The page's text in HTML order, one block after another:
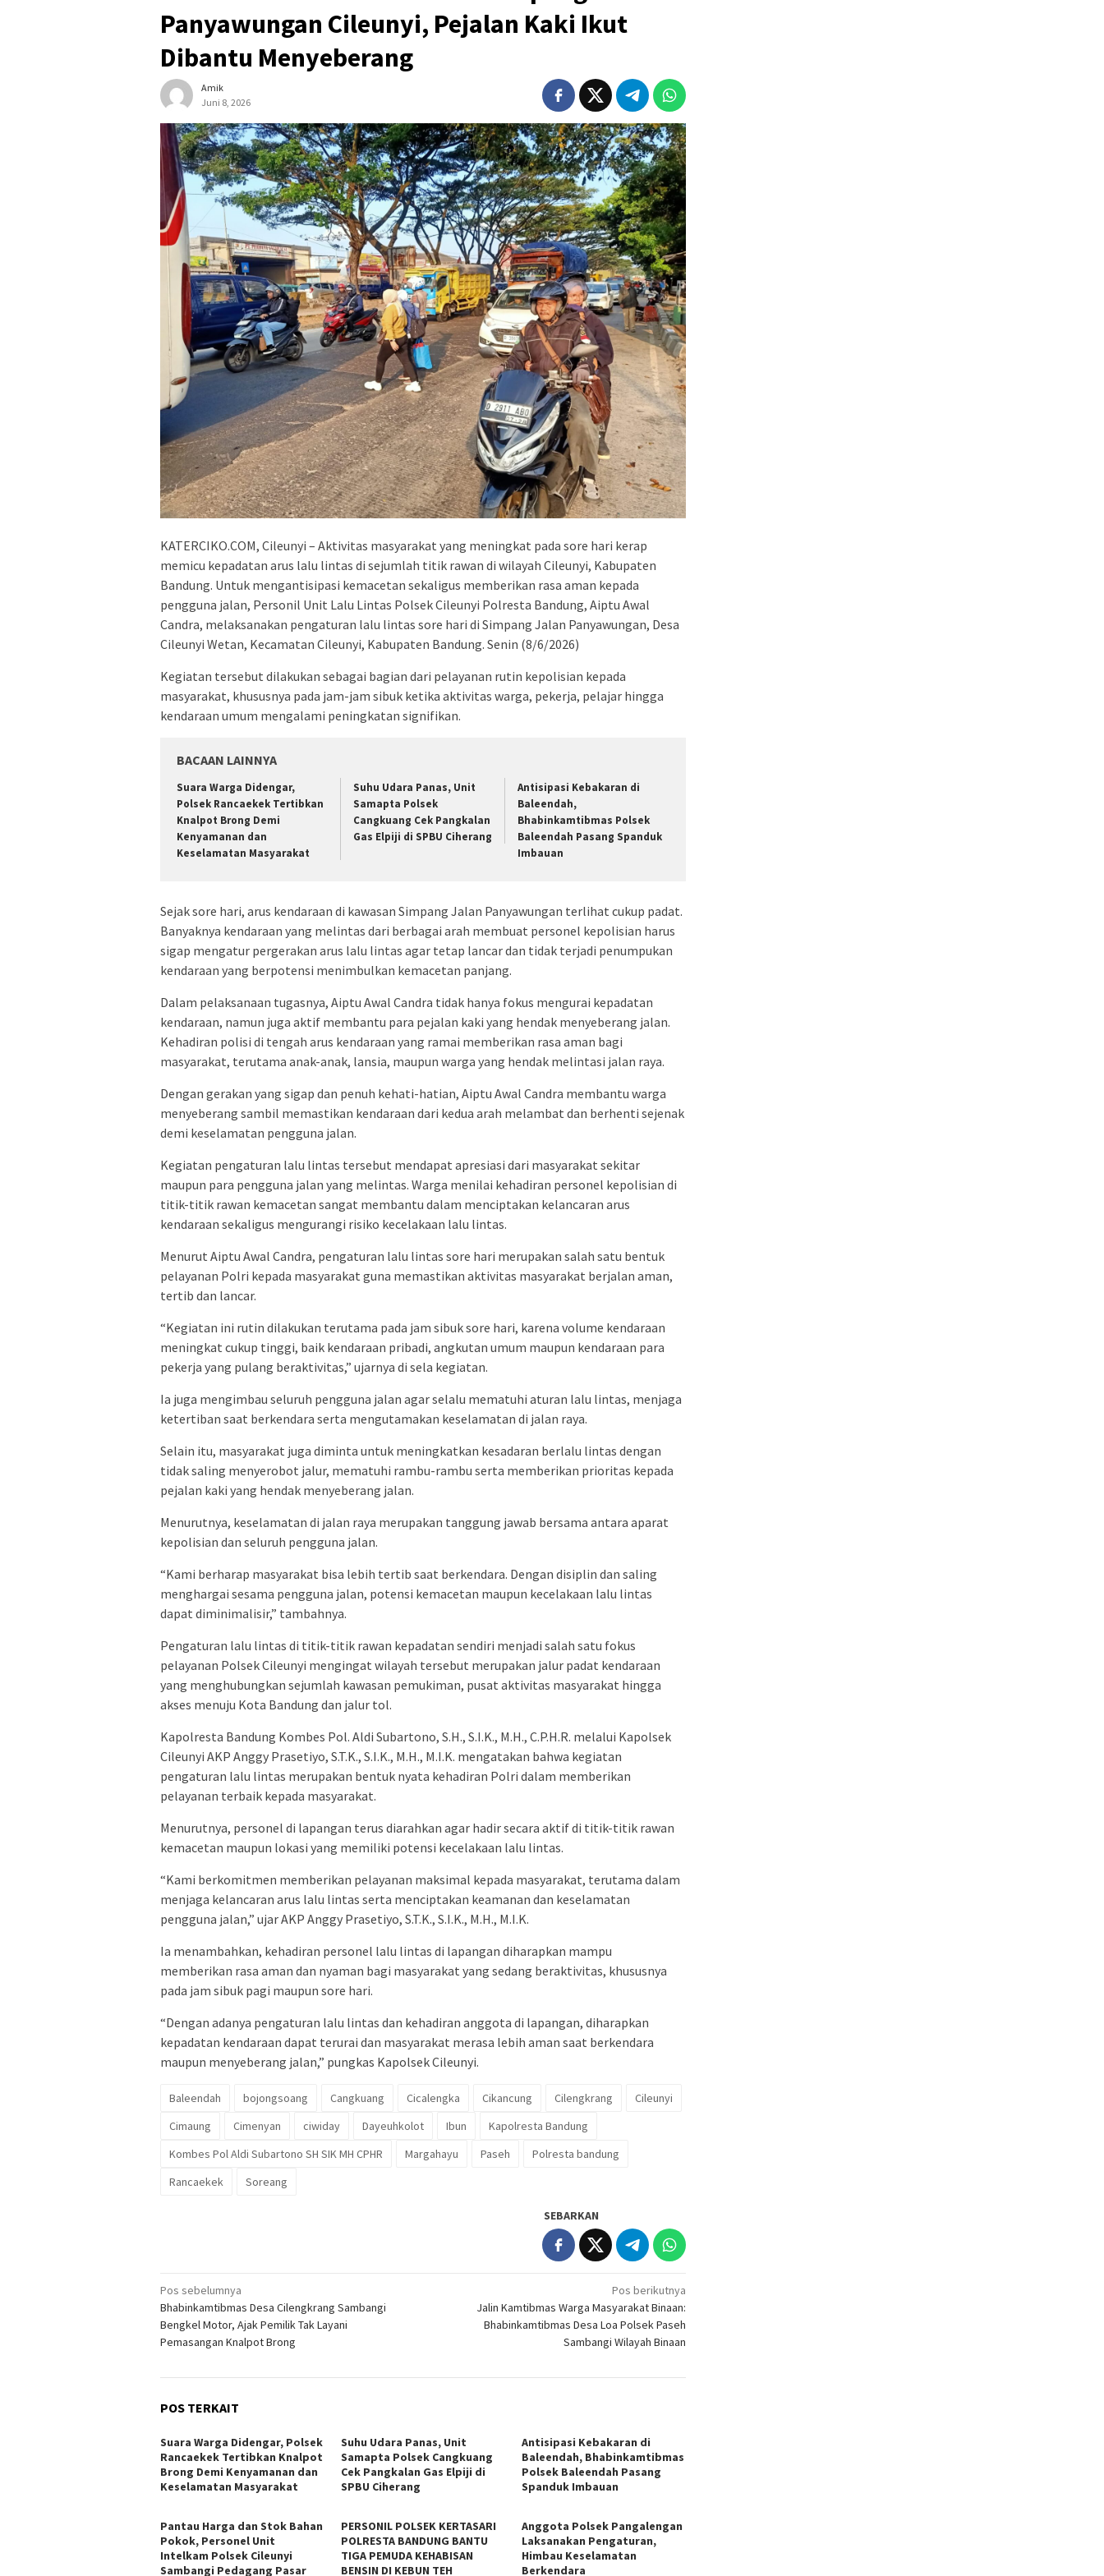
Panyawungan Cileunyi, Pejalan Kaki Ikut
Dibantu Menyeberang
Amik
Juni 8, 2026
KATERCIKO.COM, Cileunyi – Aktivitas masyarakat yang meningkat pada sore hari kerap
memicu kepadatan arus lalu lintas di sejumlah titik rawan di wilayah Cileunyi, Kabupaten
Bandung. Untuk mengantisipasi kemacetan sekaligus memberikan rasa aman kepada
pengguna jalan, Personil Unit Lalu Lintas Polsek Cileunyi Polresta Bandung, Aiptu Awal
Candra, melaksanakan pengaturan lalu lintas sore hari di Simpang Jalan Panyawungan, Desa
Cileunyi Wetan, Kecamatan Cileunyi, Kabupaten Bandung. Senin (8/6/2026)
Kegiatan tersebut dilakukan sebagai bagian dari pelayanan rutin kepolisian kepada
masyarakat, khususnya pada jam-jam sibuk ketika aktivitas warga, pekerja, pelajar hingga
kendaraan umum mengalami peningkatan signifikan.
BACAAN LAINNYA
Suara Warga Didengar,
Polsek Rancaekek Tertibkan
Knalpot Brong Demi
Kenyamanan dan
Keselamatan Masyarakat
Suhu Udara Panas, Unit
Samapta Polsek
Cangkuang Cek Pangkalan
Gas Elpiji di SPBU Ciherang
Antisipasi Kebakaran di
Baleendah,
Bhabinkamtibmas Polsek
Baleendah Pasang Spanduk
Imbauan
Sejak sore hari, arus kendaraan di kawasan Simpang Jalan Panyawungan terlihat cukup padat.
Banyaknya kendaraan yang melintas dari berbagai arah membuat personel kepolisian harus
sigap mengatur pergerakan arus lalu lintas agar tetap lancar dan tidak terjadi penumpukan
kendaraan yang berpotensi menimbulkan kemacetan panjang.
Dalam pelaksanaan tugasnya, Aiptu Awal Candra tidak hanya fokus mengurai kepadatan
kendaraan, namun juga aktif membantu para pejalan kaki yang hendak menyeberang jalan.
Kehadiran polisi di tengah arus kendaraan yang ramai memberikan rasa aman bagi
masyarakat, terutama anak-anak, lansia, maupun warga yang hendak melintasi jalan raya.
Dengan gerakan yang sigap dan penuh kehati-hatian, Aiptu Awal Candra membantu warga
menyeberang sambil memastikan kendaraan dari kedua arah melambat dan berhenti sejenak
demi keselamatan pengguna jalan.
Kegiatan pengaturan lalu lintas tersebut mendapat apresiasi dari masyarakat sekitar
maupun para pengguna jalan yang melintas. Warga menilai kehadiran personel kepolisian di
titik-titik rawan kemacetan sangat membantu dalam menciptakan kelancaran arus
kendaraan sekaligus mengurangi risiko kecelakaan lalu lintas.
Menurut Aiptu Awal Candra, pengaturan lalu lintas sore hari merupakan salah satu bentuk
pelayanan Polri kepada masyarakat guna memastikan aktivitas masyarakat berjalan aman,
tertib dan lancar.
“Kegiatan ini rutin dilakukan terutama pada jam sibuk sore hari, karena volume kendaraan
meningkat cukup tinggi, baik kendaraan pribadi, angkutan umum maupun kendaraan para
pekerja yang pulang beraktivitas,” ujarnya di sela kegiatan.
Ia juga mengimbau seluruh pengguna jalan agar selalu mematuhi aturan lalu lintas, menjaga
ketertiban saat berkendara serta mengutamakan keselamatan di jalan raya.
Selain itu, masyarakat juga diminta untuk meningkatkan kesadaran berlalu lintas dengan
tidak saling menyerobot jalur, mematuhi rambu-rambu serta memberikan prioritas kepada
pejalan kaki yang hendak menyeberang jalan.
Menurutnya, keselamatan di jalan raya merupakan tanggung jawab bersama antara aparat
kepolisian dan seluruh pengguna jalan.
“Kami berharap masyarakat bisa lebih tertib saat berkendara. Dengan disiplin dan saling
menghargai sesama pengguna jalan, potensi kemacetan maupun kecelakaan lalu lintas
dapat diminimalisir,” tambahnya.
Pengaturan lalu lintas di titik-titik rawan kepadatan sendiri menjadi salah satu fokus
pelayanan Polsek Cileunyi mengingat wilayah tersebut merupakan jalur padat kendaraan
yang menghubungkan sejumlah kawasan pemukiman, pusat aktivitas masyarakat hingga
akses menuju Kota Bandung dan jalur tol.
Kapolresta Bandung Kombes Pol. Aldi Subartono, S.H., S.I.K., M.H., C.P.H.R. melalui Kapolsek
Cileunyi AKP Anggy Prasetiyo, S.T.K., S.I.K., M.H., M.I.K. mengatakan bahwa kegiatan
pengaturan lalu lintas merupakan bentuk nyata kehadiran Polri dalam memberikan
pelayanan terbaik kepada masyarakat.
Menurutnya, personel di lapangan terus diarahkan agar hadir secara aktif di titik-titik rawan
kemacetan maupun lokasi yang memiliki potensi kecelakaan lalu lintas.
“Kami berkomitmen memberikan pelayanan maksimal kepada masyarakat, terutama dalam
menjaga kelancaran arus lalu lintas serta menciptakan keamanan dan keselamatan
pengguna jalan,” ujar AKP Anggy Prasetiyo, S.T.K., S.I.K., M.H., M.I.K.
Ia menambahkan, kehadiran personel lalu lintas di lapangan diharapkan mampu
memberikan rasa aman dan nyaman bagi masyarakat yang sedang beraktivitas, khususnya
pada jam sibuk pagi maupun sore hari.
“Dengan adanya pengaturan lalu lintas dan kehadiran anggota di lapangan, diharapkan
kepadatan kendaraan dapat terurai dan masyarakat merasa lebih aman saat berkendara
maupun menyeberang jalan,” pungkas Kapolsek Cileunyi.
Baleendah bojongsoang Cangkuang Cicalengka Cikancung Cilengkrang
Cileunyi
Cimaung
Cimenyan ciwiday Dayeuhkolot Ibun
Kapolresta Bandung
Kombes Pol Aldi Subartono SH SIK MH CPHR
Margahayu Paseh
Polresta bandung
Rancaekek
Soreang
SEBARKAN
Navigasi
pos
Pos sebelumnya
Bhabinkamtibmas Desa Cilengkrang Sambangi
Bengkel Motor, Ajak Pemilik Tak Layani
Pemasangan Knalpot Brong
Pos berikutnya
Jalin Kamtibmas Warga Masyarakat Binaan:
Bhabinkamtibmas Desa Loa Polsek Paseh
Sambangi Wilayah Binaan
POS TERKAIT
Suara Warga Didengar, Polsek
Rancaekek Tertibkan Knalpot
Brong Demi Kenyamanan dan
Keselamatan Masyarakat
Suhu Udara Panas, Unit
Samapta Polsek Cangkuang
Cek Pangkalan Gas Elpiji di
SPBU Ciherang
Antisipasi Kebakaran di
Baleendah, Bhabinkamtibmas
Polsek Baleendah Pasang
Spanduk Imbauan
Pantau Harga dan Stok Bahan
Pokok, Personel Unit
Intelkam Polsek Cileunyi
Sambangi Pedagang Pasar
PERSONIL POLSEK KERTASARI
POLRESTA BANDUNG BANTU
TIGA PEMUDA KEHABISAN
BENSIN DI KEBUN TEH
Anggota Polsek Pangalengan
Laksanakan Pengaturan,
Himbau Keselamatan
Berkendara